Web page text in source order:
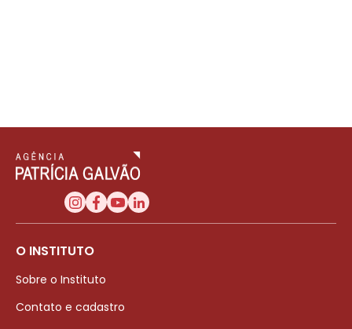
O INSTITUTO
Sobre o Instituto
Contato e cadastro